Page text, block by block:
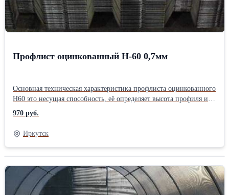
специальных лабораториях, в холодильных камерах и на
производстве пищевых продуктов. Подробнее о профлисте С-44
Профлист оцинкованный Н-60 0,7мм
Основная техническая характеристика профлиста оцинкованного
Н60 это несущая способность, её определяет высота профиля и
конструкция гофры профилированного листа. Высота гофры 60
мм, ширина ребра 122 мм, с расположенной посередине,
укрепляющей твердость, канавкой и довольно небольшим
раппортом в 50 мм. Всё это в совокупности делает Н60 одним из
самых прочных видов профилированных листов. Его
нагрузки, при этом небольшой вес дает возможность
использовать Н-60 в следующих случаях: в перекрытиях, без
промежуточных опор, для устройства несъёмной опалубки, в
970 руб.
Иркутск